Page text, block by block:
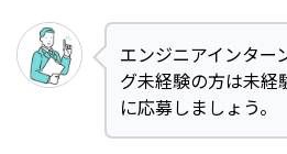
エンジニアインター
グ未経験の方は未経
に応募しましょう。